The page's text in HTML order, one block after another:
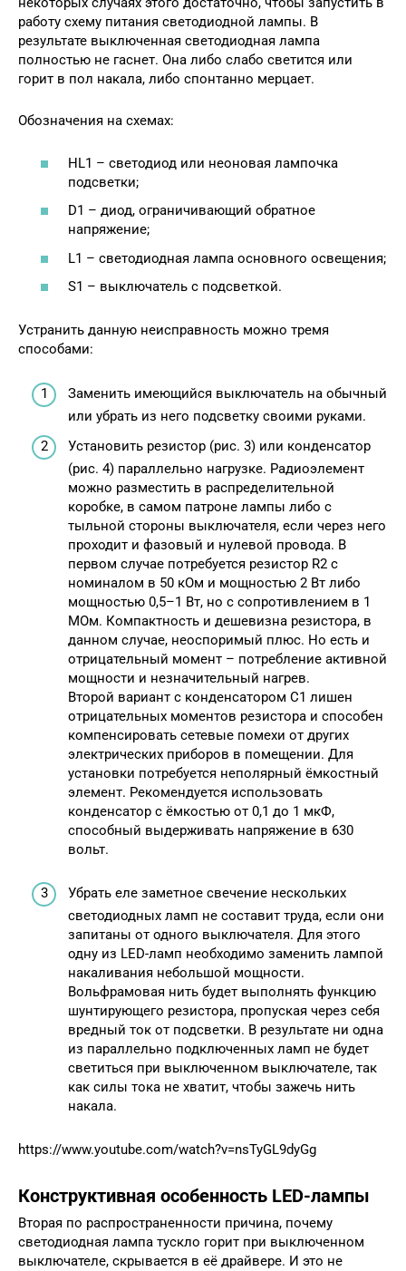
работу схему питания светодиодной лампы. В
результате выключенная светодиодная лампа
полностью не гаснет. Она либо слабо светится или
горит в пол накала, либо спонтанно мерцает.
Обозначения на схемах:
HL1 – светодиод или неоновая лампочка
подсветки;
D1 – диод, ограничивающий обратное
напряжение;
L1 – светодиодная лампа основного освещения;
S1 – выключатель с подсветкой.
Устранить данную неисправность можно тремя
способами:
Заменить имеющийся выключатель на обычный
или убрать из него подсветку своими руками.
Установить резистор (рис. 3) или конденсатор
(рис. 4) параллельно нагрузке. Радиоэлемент
можно разместить в распределительной
коробке, в самом патроне лампы либо с
тыльной стороны выключателя, если через него
проходит и фазовый и нулевой провода. В
первом случае потребуется резистор R2 с
номиналом в 50 кОм и мощностью 2 Вт либо
мощностью 0,5–1 Вт, но с сопротивлением в 1
МОм. Компактность и дешевизна резистора, в
данном случае, неоспоримый плюс. Но есть и
отрицательный момент – потребление активной
мощности и незначительный нагрев.
Второй вариант с конденсатором C1 лишен
отрицательных моментов резистора и способен
компенсировать сетевые помехи от других
электрических приборов в помещении. Для
установки потребуется неполярный ёмкостный
элемент. Рекомендуется использовать
конденсатор с ёмкостью от 0,1 до 1 мкФ,
способный выдерживать напряжение в 630
вольт.
Убрать еле заметное свечение нескольких
светодиодных ламп не составит труда, если они
запитаны от одного выключателя. Для этого
одну из LED-ламп необходимо заменить лампой
накаливания небольшой мощности.
Вольфрамовая нить будет выполнять функцию
шунтирующего резистора, пропуская через себя
вредный ток от подсветки. В результате ни одна
из параллельно подключенных ламп не будет
светиться при выключенном выключателе, так
как силы тока не хватит, чтобы зажечь нить
накала.
https://www.youtube.com/watch?v=nsTyGL9dyGg
Конструктивная особенность LED-лампы
Вторая по распространенности причина, почему
светодиодная лампа тускло горит при выключенном
выключателе, скрывается в её драйвере. И это не